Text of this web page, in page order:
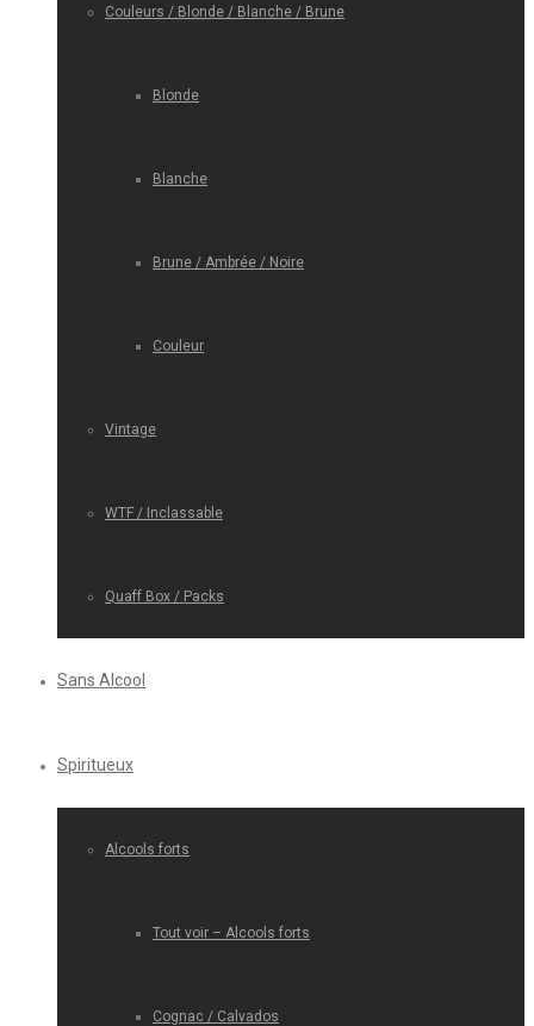
Couleurs / Blonde / Blanche / Brune
Blonde
Blanche
Brune / Ambrée / Noire
Couleur
Vintage
WTF / Inclassable
Quaff Box / Packs
Sans Alcool
Spiritueux
Alcools forts
Tout voir – Alcools forts
Cognac / Calvados